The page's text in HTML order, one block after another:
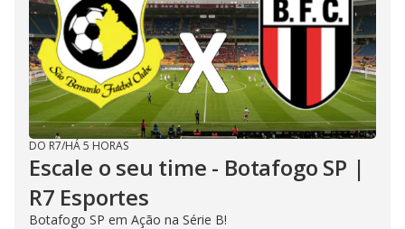
DO R7/HÁ 5 HORAS
Escale o seu time - Botafogo SP |
R7 Esportes
Botafogo SP em Ação na Série B!